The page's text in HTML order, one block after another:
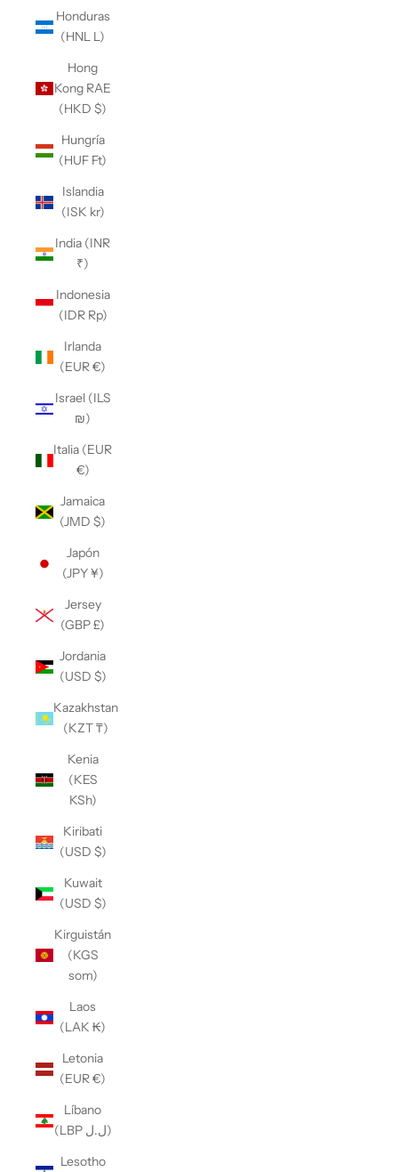
Honduras
(HNL L)
Hong
Kong RAE
(HKD $)
Hungría
(HUF Ft)
Islandia
(ISK kr)
India (INR
₹)
Indonesia
(IDR Rp)
Irlanda
(EUR €)
Israel (ILS
₪)
Italia (EUR
€)
Jamaica
(JMD $)
Japón
(JPY ¥)
Jersey
(GBP £)
Jordania
(USD $)
Kazakhstan
(KZT ₸)
Kenia
(KES
KSh)
Kiribati
(USD $)
Kuwait
(USD $)
Kirguistán
(KGS
som)
Laos
(LAK ₭)
Letonia
(EUR €)
Líbano
(LBP ل.ل)
Lesotho